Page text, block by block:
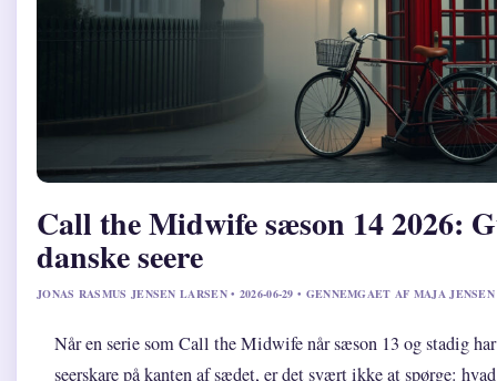
Call the Midwife sæson 14 2026:
danske seere
JONAS RASMUS JENSEN LARSEN • 2026-06-29 • GENNEMGAET AF MAJA JENSEN
Når en serie som Call the Midwife når sæson 13 og stadig
seerskare på kanten af sædet, er det svært ikke at spørge: